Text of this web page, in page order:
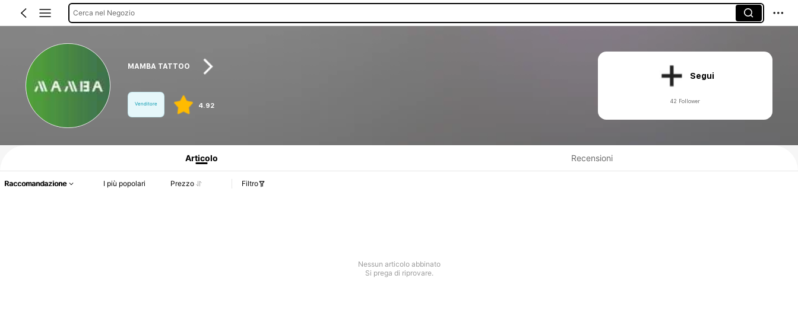
Cerca nel Negozio
MAMBA TATTOO
Venditore 4.92
Segui
42 Follower
Informazioni sul prodotto: Comunicazione del prezzo, dettagli su vendite e disponibilità.
Articolo Recensioni
Raccomandazione I più popolari Prezzo Filtro
Nessun articolo abbinato
Si prega di riprovare.